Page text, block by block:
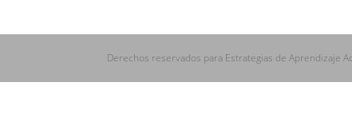
Derechos reservados para Estrategias de Aprendizaje